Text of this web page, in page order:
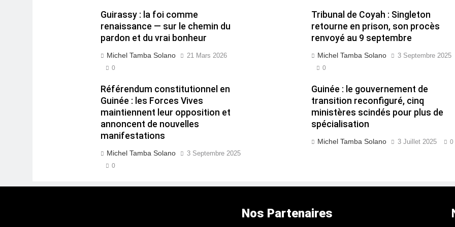
Guirassy : la foi comme
renaissance — sur le chemin du
pardon et du vrai bonheur
Michel Tamba Solano 21 Mars 2026
0
Tribunal de Coyah : Singleton
retourne en prison, son procès
renvoyé au 9 septembre
Michel Tamba Solano 3 Septembre 2025
0
Référendum constitutionnel en
Guinée : les Forces Vives
maintiennent leur opposition et
annoncent de nouvelles
manifestations
Michel Tamba Solano 3 Septembre 2025
0
Guinée : le gouvernement de
transition reconfiguré, cinq
ministères scindés pour plus de
spécialisation
Michel Tamba Solano 3 Juillet 2025 0
Nos Partenaires